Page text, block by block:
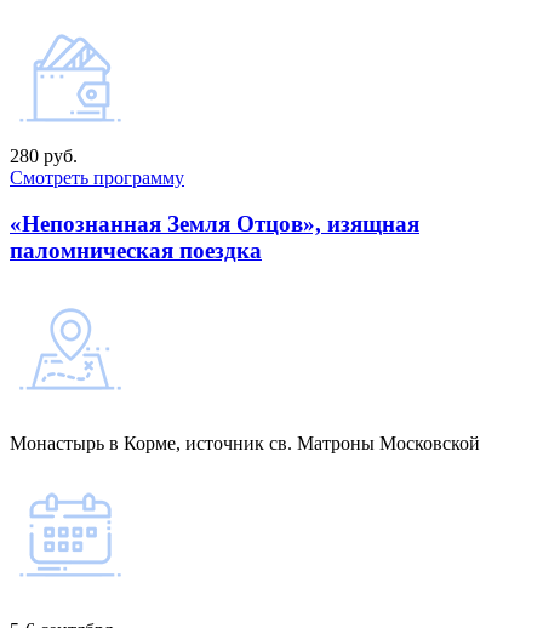
280 руб.
Смотреть программу
«Непознанная Земля Отцов», изящная
паломническая поездка
Монастырь в Корме, источник св. Матроны Московской